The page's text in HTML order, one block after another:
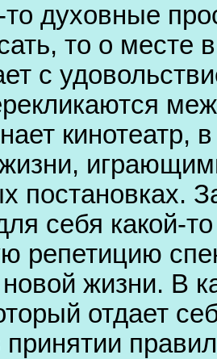
то духовные
то о месте
с
кинотеатр,
постановках.
себя какой-
репетицию
жизни. В
отдает
принятии